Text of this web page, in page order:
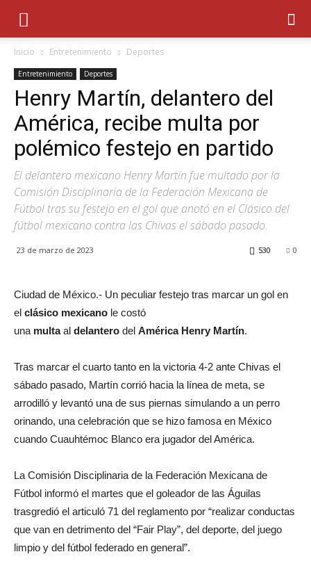
Inicio Entretenimiento Deportes
Entretenimiento Deportes
Henry Martín, delantero del
América, recibe multa por
polémico festejo en partido
El delantero mexicano Henry Martín fue multado por la
Comisión Disciplinaria de la Federación Mexicana de
Fútbol tras su festejo en el gol que anotó en el Clásico del
fútbol mexicano contra las Chivas el sábado pasado.
23 de marzo de 2023 0
530
Ciudad de México.- Un peculiar festejo tras marcar un gol en
el clásico mexicano le costó
una multaal delantero del América Henry Martín.
Tras marcar el cuarto tanto en la victoria 4-2 ante Chivas el
sábado pasado, Martín corrió hacia la línea de meta, se
arrodilló y levantó una de sus piernas simulando a un perro
orinando, una celebración que se hizo famosa en México
cuando Cuauhtémoc Blanco era jugador del América.
La Comisión Disciplinaria de la Federación Mexicana de
Fútbol informó el martes que el goleador de las Águilas
trasgredió el articuló 71 del reglamento por “realizar conductas
que van en detrimento del “Fair Play”, del deporte, del juego
limpio y del fútbol federado en general”.